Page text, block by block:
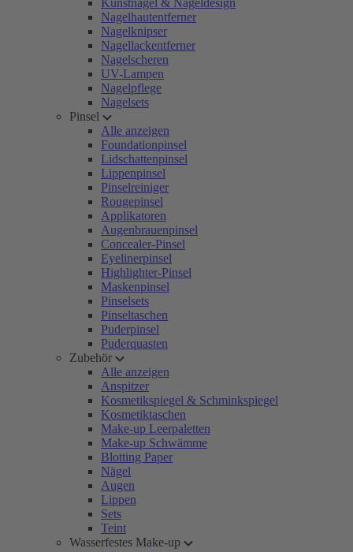
Kunstnägel & Nageldesign
Nagelhautentferner
Nagelknipser
Nagellackentferner
Nagelscheren
UV-Lampen
Nagelpflege
Nagelsets
Pinsel
Alle anzeigen
Foundationpinsel
Lidschattenpinsel
Lippenpinsel
Pinselreiniger
Rougepinsel
Applikatoren
Augenbrauenpinsel
Concealer-Pinsel
Eyelinerpinsel
Highlighter-Pinsel
Maskenpinsel
Pinselsets
Pinseltaschen
Puderpinsel
Puderquasten
Zubehör
Alle anzeigen
Anspitzer
Kosmetikspiegel & Schminkspiegel
Kosmetiktaschen
Make-up Leerpaletten
Make-up Schwämme
Blotting Paper
Nägel
Augen
Lippen
Sets
Teint
Wasserfestes Make-up